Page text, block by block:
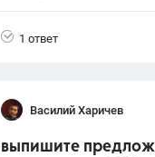
1 ответ
Василий Харичев
выпишите